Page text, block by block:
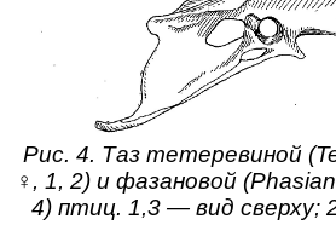
Рис. 4. Таз тетеревиной
♀, 1, 2) и фазановой
4) птиц. 1,3 — вид сверху;